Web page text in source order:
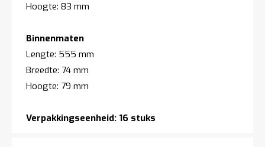
Hoogte: 83 mm
Binnenmaten
Lengte: 555 mm
Breedte: 74 mm
Hoogte: 79 mm
Verpakkingseenheid: 16 stuks